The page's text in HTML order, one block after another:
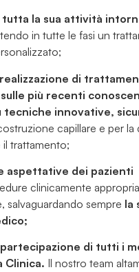
la sua attività
in tutte le fasi un
di
più recenti
tecniche innovative,
capillare e per la
trattamento;
aspettative dei pazienti
clinicamente
salvaguardando sempre la
di tutti i
Clinica. Il nostro team